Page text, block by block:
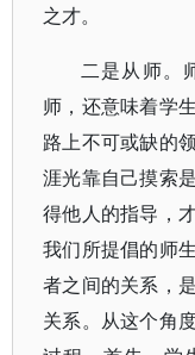
之才。
二是从师。
师，还意味着学
路上不可或缺的
涯光靠自己摸索
得他人的指导，
我们所提倡的师
者之间的关系，
关系。从这个角